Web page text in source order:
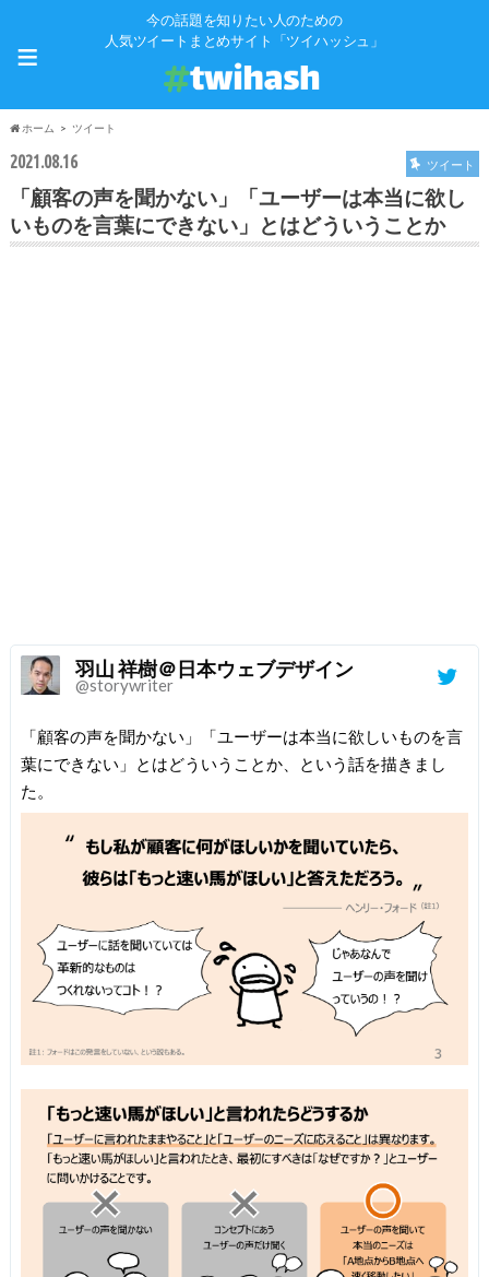
今の話題を知りたい人のための
人気ツイートまとめサイト「ツイハッシュ」
≡
ホーム ツイート
2021.08.16 ツイート
「顧客の声を聞かない」「ユーザーは本当に欲し
いものを言葉にできない」とはどういうことか
羽山 祥樹＠日本ウェブデザイン
@storywriter
「顧客の声を聞かない」「ユーザーは本当に欲しいものを言
葉にできない」とはどういうことか、という話を描きまし
た。